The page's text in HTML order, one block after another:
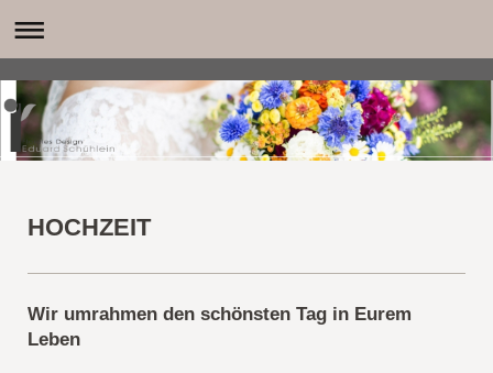
HOCHZEIT
Wir umrahmen den schönsten Tag in Eurem
Leben